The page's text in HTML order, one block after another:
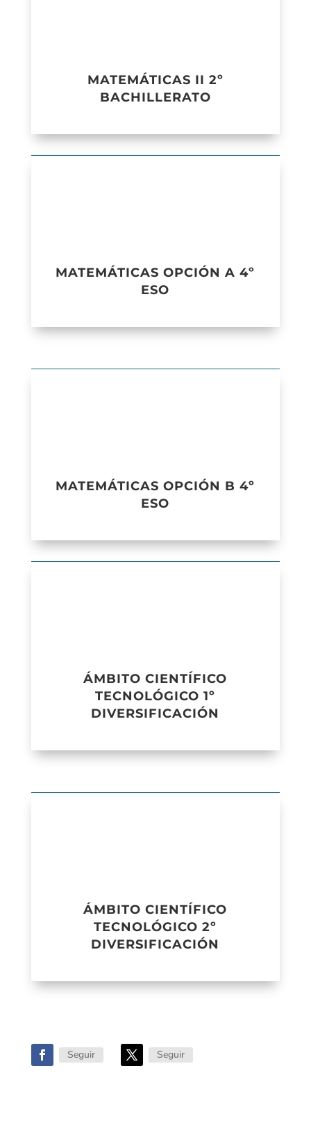
MATEMÁTICAS II 2º
BACHILLERATO
MATEMÁTICAS OPCIÓN A 4º
ESO
MATEMÁTICAS OPCIÓN B 4º
ESO
ÁMBITO CIENTÍFICO
TECNOLÓGICO 1º
DIVERSIFICACIÓN
ÁMBITO CIENTÍFICO
TECNOLÓGICO 2º
DIVERSIFICACIÓN
Seguir Seguir